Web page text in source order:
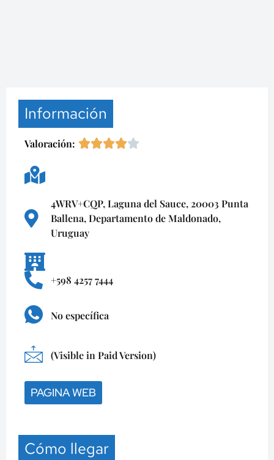
Información
Valoración:
4WRV+CQP, Laguna del Sauce, 20003 Punta
Ballena, Departamento de Maldonado,
Uruguay
+598 4257 7444
No específica
(Visible in Paid Version)
PAGINA WEB
Cómo llegar